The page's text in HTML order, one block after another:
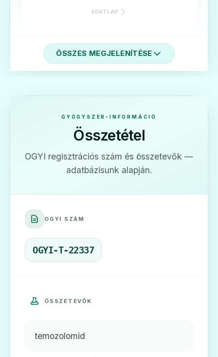
ADATLAP
🎗️
Ár: —
ADATLAP
🎗️
Ár: —
ADATLAP
ÖSSZES MEGJELENÍTÉSE
GYÓGYSZER-INFORMÁCIÓ
Összetétel
OGYI regisztrációs szám és összetevők —
adatbázisunk alapján.
OGYI SZÁM
OGYI-T-22337
ÖSSZETEVŐK
temozolomid